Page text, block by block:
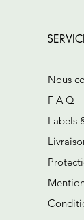
Nous
F A Q
Labels